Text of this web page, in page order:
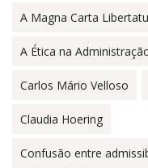
A Magna Carta
A Ética na
Carlos Mário Velloso
Claudia Hoering
Confusão entre